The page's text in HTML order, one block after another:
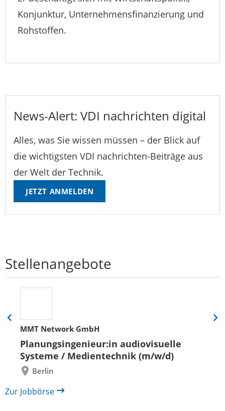
Konjunktur, Unternehmensfinanzierung und
Rohstoffen.
News-Alert: VDI nachrichten digital
Alles, was Sie wissen müssen – der Blick auf
die wichtigsten VDI nachrichten-Beiträge aus
der Welt der Technik.
JETZT ANMELDEN
Stellenangebote
MMT Network GmbH
Planungsingenieur:in audiovisuelle
Systeme / Medientechnik (m/w/d)
Berlin
Eine
Folie
zurück
Eine
Zur Jobbörse